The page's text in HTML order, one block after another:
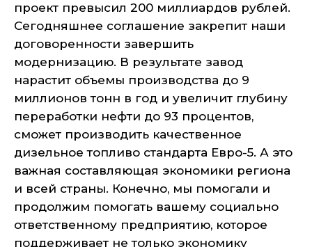
проект превысил 200 миллиардов рублей.
Сегодняшнее соглашение закрепит наши
договоренности завершить
модернизацию. В результате завод
нарастит объемы производства до 9
миллионов тонн в год и увеличит глубину
переработки нефти до 93 процентов,
сможет производить качественное
дизельное топливо стандарта Евро-5. А это
важная составляющая экономики региона
и всей страны. Конечно, мы помогали и
продолжим помогать вашему социально
ответственному предприятию, которое
поддерживает не только экономику